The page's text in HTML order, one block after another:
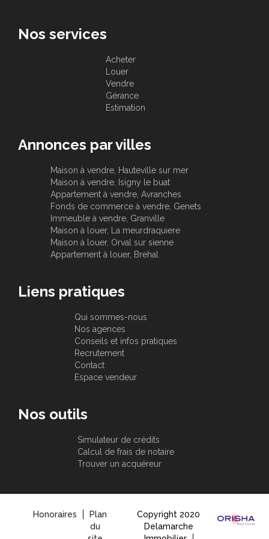
Nos services
Acheter
Louer
Vendre
Gérance
Estimation
Annonces par villes
Maison à vendre, Hauteville sur mer
Maison à vendre, Isigny le buat
Appartement à vendre, Avranches
Fonds de commerce à vendre, Genets
Immeuble à vendre, Granville
Maison à louer, La meurdraquiere
Maison à louer, Orval sur sienne
Appartement à louer, Brehal
Liens pratiques
Qui sommes-nous
Nos agences
Conseils et infos pratiques
Recrutement
Contact
Espace vendeur
Nos outils
Simulateur de crédits
Calcul de frais de notaire
Trouver un acquéreur
Honoraires
Plan
du
Copyright 2020
Delamarche